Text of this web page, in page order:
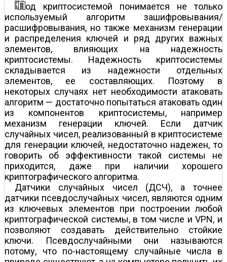
од криптосистемой понимается не только
используемый алгоритм зашифровывания/
расшифровывания, но также механизм генерации
и распределения ключей и ряд других важных
элементов, влияющих на надежность
криптосистемы. Надежность криптосистемы
складывается из надежности отдельных
элементов, ее составляющих. Поэтому в
некоторых случаях нет необходимости атаковать
алгоритм — достаточно попытаться атаковать один
из компонентов криптосистемы, например
механизм генерации ключей. Если датчик
случайных чисел, реализованный в криптосистеме
для генерации ключей, недостаточно надежен, то
говорить об эффективности такой системы не
приходится, даже при наличии хорошего
криптографического алгоритма.
Датчики случайных чисел (ДСЧ), а точнее
датчики псевдослучайных чисел, являются одним
из ключевых элементов при построении любой
криптографической системы, в том числе и VPN, и
позволяют создавать действительно стойкие
ключи. Псевдослучайными они называются
потому, что по-настоящему случайные числа в